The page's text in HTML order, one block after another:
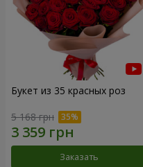
Букет из 35 красных роз
5 168 грн
Заказать